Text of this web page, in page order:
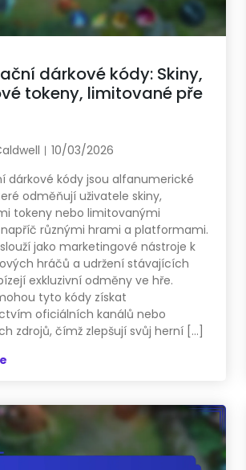
dárkové kódy: Skiny,
tokeny, limitované pře
10/03/2026
dárkové kódy jsou alfanumerické
odměňují uživatele skiny,
tokeny nebo limitovanými
různými hrami a platformami.
jako marketingové nástroje k
hráčů a udržení stávajících
exkluzivní odměny ve hře.
tyto kódy získat
oficiálních kanálů nebo
zdrojů, čímž zlepšují svůj herní […]